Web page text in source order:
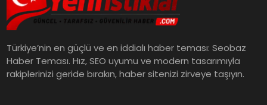
Türkiye’nin en güçlü ve en iddialı haber teması: Seobaz
Haber Teması. Hız, SEO uyumu ve modern tasarımıyla
rakiplerinizi geride bırakın, haber sitenizi zirveye taşıyın.